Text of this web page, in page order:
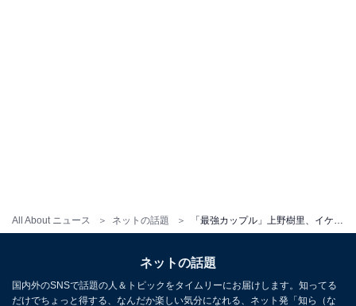
All About ニュース ネットの話題
ネットの話題
国内外のSNSで話題の人＆トピックをタイムリーにお届けします。知ってる
だけでちょっと得する、なんだか楽しい気分になれる、ネット発「知ら（な